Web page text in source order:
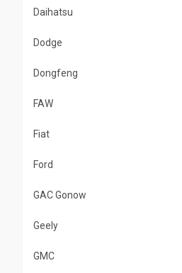
Daihatsu
Dodge
Dongfeng
FAW
Fiat
Ford
GAC Gonow
Geely
GMC